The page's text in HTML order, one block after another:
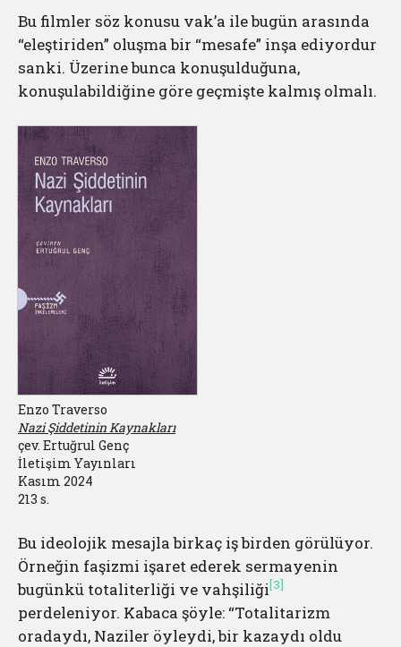
Bu filmler söz konusu vak’a ile bugün arasında
“eleştiriden” oluşma bir “mesafe” inşa ediyordur
sanki. Üzerine bunca konuşulduğuna,
konuşulabildiğine göre geçmişte kalmış olmalı.
Enzo Traverso
Nazi Şiddetinin Kaynakları
çev. Ertuğrul Genç
İletişim Yayınları
Kasım 2024
213 s.
Bu ideolojik mesajla birkaç iş birden görülüyor.
Örneğin faşizmi işaret ederek sermayenin
bugünkü totaliterliği ve vahşiliği[3]
perdeleniyor. Kabaca şöyle: “Totalitarizm
oradaydı, Naziler öyleydi, bir kazaydı oldu